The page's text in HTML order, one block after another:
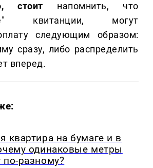
стоит напомнить, что
квитанции, могут
следующим образом:
сразу, либо распределить
вперед.
квартира на бумаге и в
одинаковые метры
по-разному?